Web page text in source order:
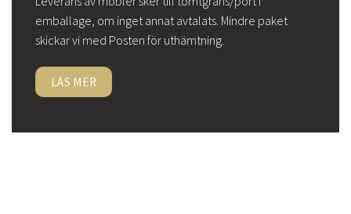
emballage, om inget annat avtalats. Mindre paket
skickar vi med Posten för uthämtning.
LÄS MER